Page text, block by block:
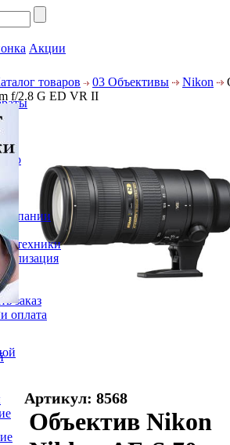
Акции
заказ
оплата
товаров 03 Объективы Nikon
f/2.8 G ED VR II
Артикул: 8568
Объектив Nikon